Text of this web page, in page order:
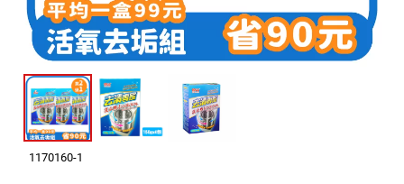
室內外除蟲專區
媽媽廚房專區
浴室清潔專區
清潔大掃除專區
精油香氛專區
1170160-1